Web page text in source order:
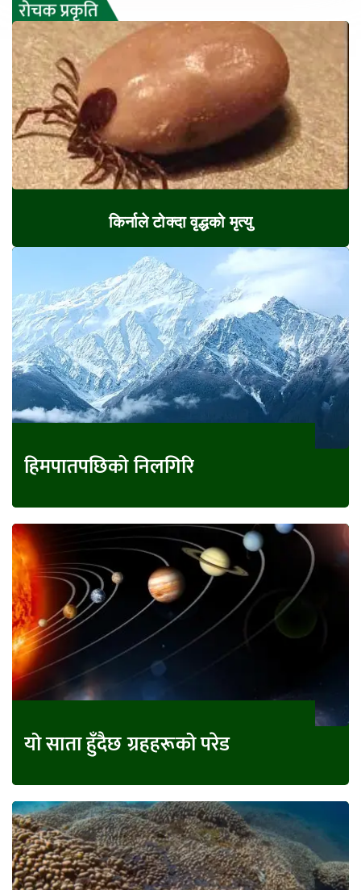
किर्नाले टोक्दा वृद्धको मृत्यु
हिमपातपछिको निलगिरि
यो साता हुँदैछ ग्रहहरूको परेड